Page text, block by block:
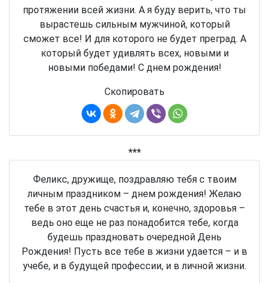
протяжении всей жизни. А я буду верить, что ты
вырастешь сильным мужчиной, который
сможет все! И для которого не будет преград. А
который будет удивлять всех, новыми и
новыми победами! С днем рождения!
Скопировать
***
Феликс, дружище, поздравляю тебя с твоим
личным праздником – днем рождения! Желаю
тебе в этот день счастья и, конечно, здоровья –
ведь оно еще не раз понадобится тебе, когда
будешь праздновать очередной День
Рождения! Пусть все тебе в жизни удается – и в
учебе, и в будущей профессии, и в личной жизни.